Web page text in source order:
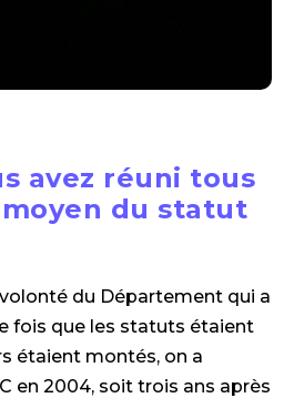
avez réuni tous
du statut
du Département qui a
fois que les statuts étaient
étaient montés, on a
en 2004, soit trois ans après